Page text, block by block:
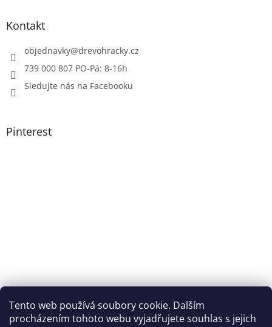
Tento web používá soubory cookie. Dalším
procházením tohoto webu vyjadřujete souhlas s jejich
Kontakt
objednavky@drevohracky.cz
739 000 807 PO-Pá: 8-16h
Sledujte nás na Facebooku
Pinterest